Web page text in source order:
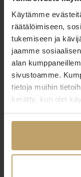
Käytämme
räätälöimiseen,
tukemiseen ja
jaamme
alan
sivustoamme.
tietoja muihin
kerätty, kun olet
5. Pääsy tietoihin
6. Tietojen
7. Evästeiden käyttö
9. Tekoälychatbot